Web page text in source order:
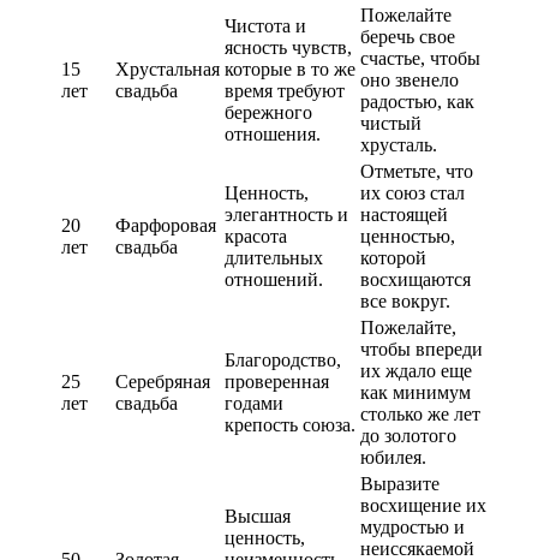
15
лет
Хрустальная
свадьба
Чистота и
ясность чувств,
которые в то же
время требуют
бережного
отношения.
Пожелайте
беречь свое
счастье, чтобы
оно звенело
радостью, как
чистый
хрусталь.
20
лет
Фарфоровая
свадьба
Ценность,
элегантность и
красота
длительных
отношений.
Отметьте, что
их союз стал
настоящей
ценностью,
которой
восхищаются
все вокруг.
25
лет
Серебряная
свадьба
Благородство,
проверенная
годами
крепость союза.
Пожелайте,
чтобы впереди
их ждало еще
как минимум
столько же лет
до золотого
юбилея.
Высшая
ценность,
Выразите
восхищение их
мудростью и
неиссякаемой